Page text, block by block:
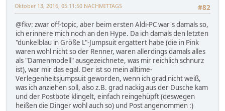
#82
Oktober 13, 2016, 05:11:50 NACHMITTAGS
@fkv: zwar off-topic, aber beim ersten Aldi-PC war's damals so,
ich erinnere mich noch an den Hype. Da ich damals den letzten
"dunkelblau in Größe L"-Jumpsuit ergattert habe (die in Pink
waren wohl nicht so der Renner, waren allerdings damals alles
als "Damenmodell" ausgezeichnete, was mir reichlich schnurz
ist), war mir das egal. Der ist so mein alltime-
Verlegenheitsjumpsuit geworden, wenn ich grad nicht weiß,
was ich anziehen soll, also z.B. grad nackig aus der Dusche kam
und der Postbote klingelt, einfach reingehüpft (deswegen
heißen die Dinger wohl auch so) und Post angenommen :)